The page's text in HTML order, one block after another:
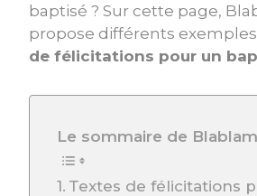
baptisé ? Sur cette page,
propose différents
de félicitations pour un
Le sommaire de
Textes de félicitations